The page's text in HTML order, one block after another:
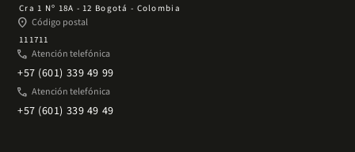
Cra 1 Nº 18A - 12 Bogotá - Colombia
place Código postal
111711
phone Atención telefónica
+57 (601) 339 49 99
phone Atención telefónica
+57 (601) 339 49 49